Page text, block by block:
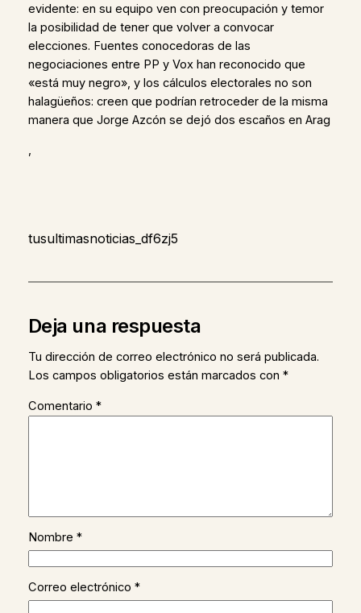
evidente: en su equipo ven con preocupación y temor
la posibilidad de tener que volver a convocar
elecciones. Fuentes conocedoras de las
negociaciones entre PP y Vox han reconocido que
«está muy negro», y los cálculos electorales no son
halagüeños: creen que podrían retroceder de la misma
manera que Jorge Azcón se dejó dos escaños en Arag
,
tusultimasnoticias_df6zj5
Deja una respuesta
Tu dirección de correo electrónico no será publicada.
Los campos obligatorios están marcados con *
Comentario *
Nombre *
Correo electrónico *